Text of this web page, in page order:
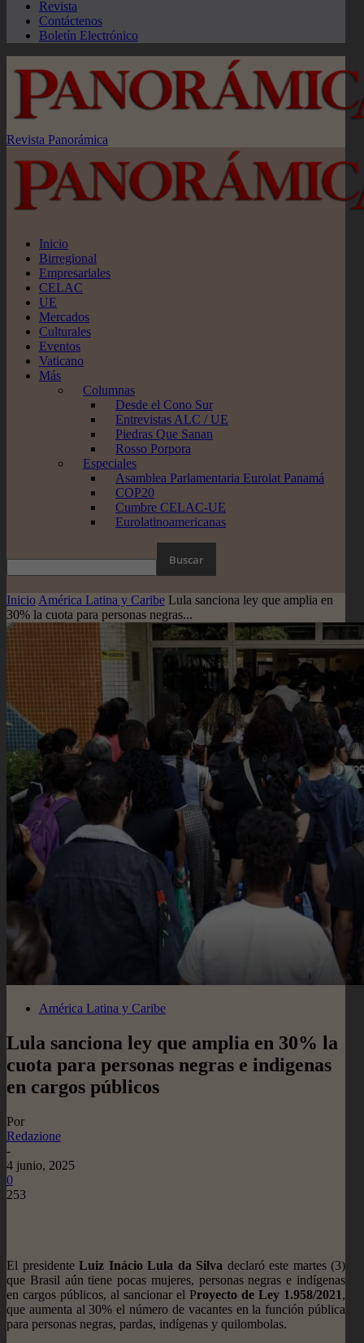
Revista
Contáctenos
Boletín Electrónico
Revista Panorámica
Inicio
Birregional
Empresariales
CELAC
UE
Mercados
Culturales
Eventos
Vaticano
Más
Columnas
Desde el Cono Sur
Entrevistas ALC / UE
Piedras Que Sanan
Rosso Porpora
Especiales
Asamblea Parlamentaria Eurolat Panamá
COP20
Cumbre CELAC-UE
Eurolatinoamericanas
Inicio América Latina y Caribe Lula sanciona ley que amplia en
30% la cuota para personas negras...
América Latina y Caribe
Lula sanciona ley que amplia en 30% la
cuota para personas negras e indigenas
en cargos públicos
Por
Redazione
-
4 junio, 2025
0
253
El presidente Luiz Inácio Lula da Silva declaró este martes (3)
que Brasil aún tiene pocas mujeres, personas negras e indígenas
en cargos públicos, al sancionar el Proyecto de Ley 1.958/2021,
que aumenta al 30% el número de vacantes en la función pública
para personas negras, pardas, indígenas y quilombolas.